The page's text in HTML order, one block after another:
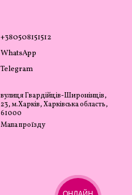
+380508151512
WhatsApp
Telegram
вулиця Гвардійців-Широнінців,
23, м.Харків, Харківська область,
61000
Мапа проїзду